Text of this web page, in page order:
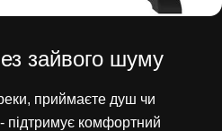
зайвого шуму
приймаєте душ чи
підтримує комфортний